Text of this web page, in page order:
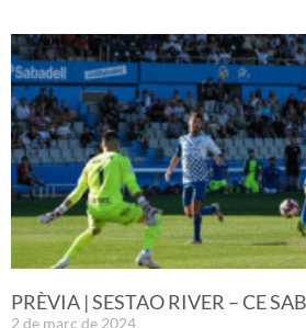
PRÈVIA | SESTAO RIVER – CE
2 de març de 2024